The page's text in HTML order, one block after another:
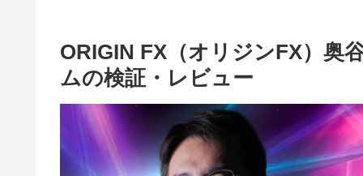
ORIGIN FX（オリジンFX）奥
ムの検証・レビュー